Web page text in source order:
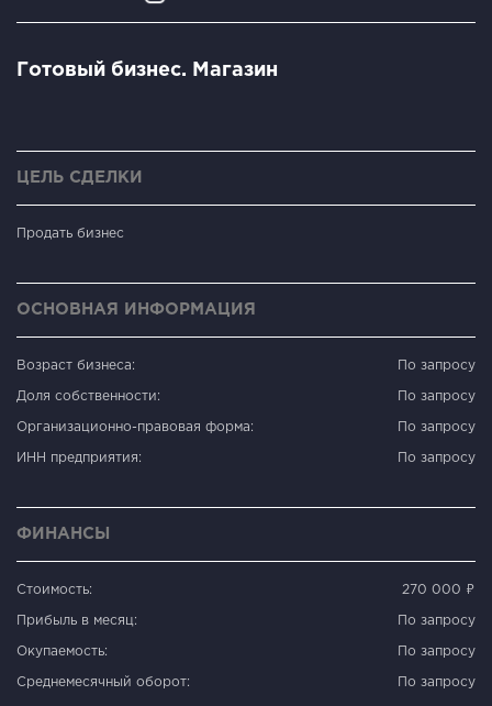
Готовый бизнес. Магазин
ЦЕЛЬ СДЕЛКИ
Продать бизнес
ОСНОВНАЯ ИНФОРМАЦИЯ
Возраст бизнеса: По запросу
Доля собственности: По запросу
Организационно-правовая форма: По запросу
ИНН предприятия: По запросу
ФИНАНСЫ
Стоимость: 270 000 ₽
Прибыль в месяц: По запросу
Окупаемость: По запросу
Среднемесячный оборот: По запросу